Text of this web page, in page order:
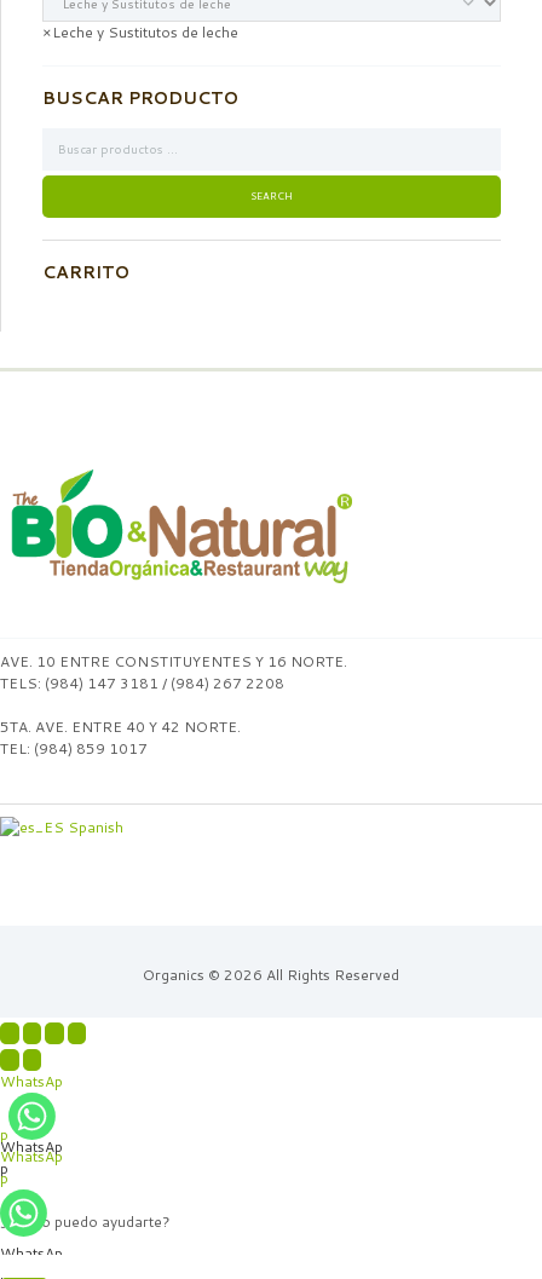
×Leche y Sustitutos de leche
BUSCAR PRODUCTO
CARRITO
AVE. 10 ENTRE CONSTITUYENTES Y 16 NORTE.
TELS: (984) 147 3181 / (984) 267 2208
5TA. AVE. ENTRE 40 Y 42 NORTE.
TEL: (984) 859 1017
Spanish
Organics © 2026 All Rights Reserved
WhatsAp
p
WhatsAp
p
WhatsAp
p
WhatsAp
¿Cómo puedo ayudarte?